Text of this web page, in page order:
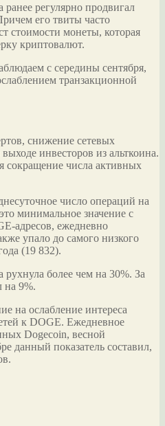
регулярно продвигал
его твиты часто
стоимости монеты, которая
криптовалют.
с середины сентября,
транзакционной
снижение сетевых
инвесторов из альткоина.
сокращение числа активных
число операций на
минимальное значение с
адресов, ежедневно
упало до самого низкого
(19 832).
рухнула более чем на 30%. За
на 9%.
на ослабление интереса
к DOGE. Ежедневное
Dogecoin, весной
данный показатель составил,